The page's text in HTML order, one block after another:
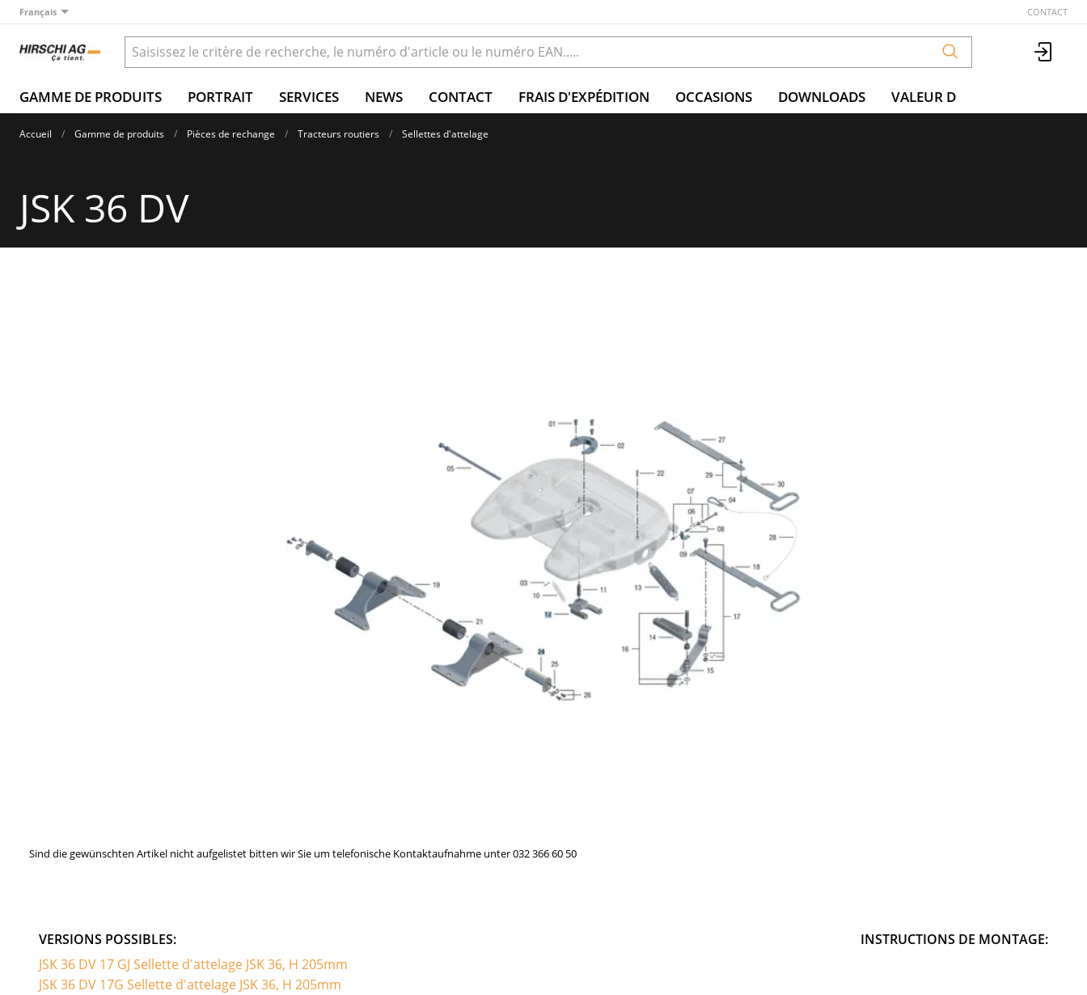
Français CONTACT
GAMME DE PRODUITS PORTRAIT SERVICES NEWS CONTACT FRAIS D'EXPÉDITION OCCASIONS DOWNLOADS VALEUR D
Accueil Gamme de produits Pièces de rechange Tracteurs routiers Sellettes d'attelage
JSK 36 DV
Sind die gewünschten Artikel nicht aufgelistet bitten wir Sie um telefonische Kontaktaufnahme unter 032 366 60 50
VERSIONS POSSIBLES:
JSK 36 DV 17 GJ Sellette d'attelage JSK 36, H 205mm
JSK 36 DV 17G Sellette d'attelage JSK 36, H 205mm
INSTRUCTIONS DE MONTAGE: